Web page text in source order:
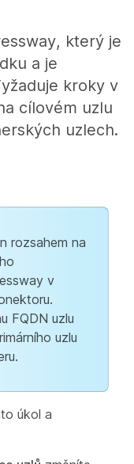
který je
a je
kroky v
cílovém uzlu
uzlech.
rozsahem na
v
FQDN uzlu
uzlu
úkol a